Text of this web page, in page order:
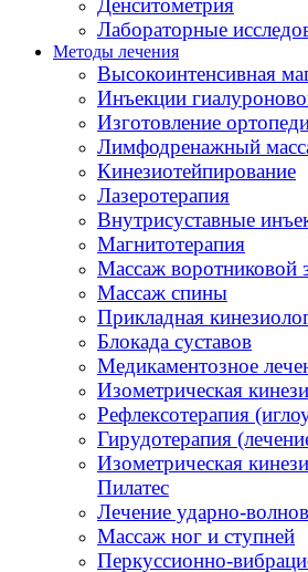
Денситометрия
Лабораторные
Методы лечения
Высокоинтенсивная
Инъекции
Изготовление
Лимфодренажный
Кинезиотейпирование
Лазеротерапия
Внутрисуставные
Магнитотерапия
Массаж воротниковой
Массаж спины
Прикладная
Блокада суставов
Медикаментозное
Изометрическая
Рефлексотерапия
Гирудотерапия
Изометрическая
Пилатес
Лечение ударно-
Массаж ног и ступней
Перкуссионно-